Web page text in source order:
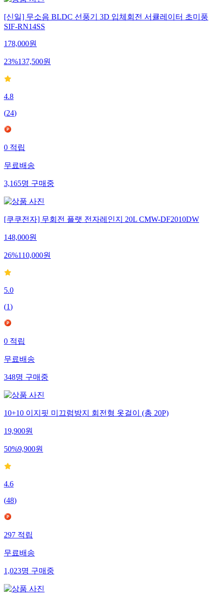
[신일] 무소음 BLDC 선풍기 3D 입체회전 서큘레이터 초미풍
SIF-RN14SS
178,000원
23%137,500원
4.8
(24)
0 적립
무료배송
3,165명 구매중
[쿠쿠전자] 무회전 플랫 전자레인지 20L CMW-DF2010DW
148,000원
26%110,000원
5.0
(1)
0 적립
무료배송
348명 구매중
10+10 이지핏 미끄럼방지 회전형 옷걸이 (총 20P)
19,900원
50%9,900원
4.6
(48)
297 적립
무료배송
1,023명 구매중